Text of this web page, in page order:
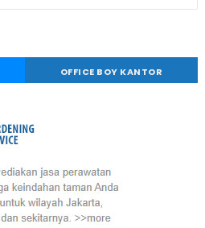
OFFICE BOY KANTOR